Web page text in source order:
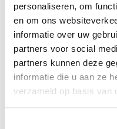
personaliseren, om
en om ons
informatie over uw
partners voor social
partners kunnen deze
informatie die u aan ze
verzameld op basis van